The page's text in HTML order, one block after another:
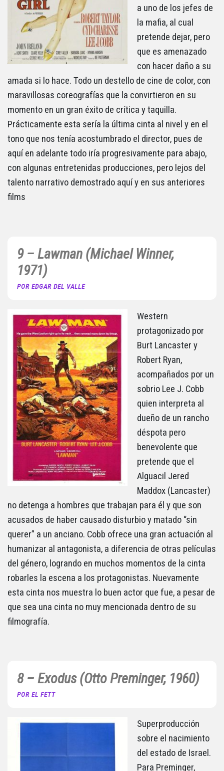
a uno de los jefes de
la mafia, al cual
pretende dejar, pero
que es amenazado
con hacer daño a su
amada si lo hace. Todo un destello de cine de color, con
maravillosas coreografías que la convirtieron en su
momento en un gran éxito de crítica y taquilla.
Prácticamente esta sería la última cinta al nivel y en el
tono que nos tenía acostumbrado el director, pues de
aquí en adelante todo iría progresivamente para abajo,
con algunas entretenidas producciones, pero lejos del
talento narrativo demostrado aquí y en sus anteriores
films
9 – Lawman (Michael Winner,
1971)
POR EDGAR DEL VALLE
Western
protagonizado por
Burt Lancaster y
Robert Ryan,
acompañados por un
sobrio Lee J. Cobb
quien interpreta al
dueño de un rancho
déspota pero
benevolente que
pretende que el
Alguacil Jered
Maddox (Lancaster)
no detenga a hombres que trabajan para él y que son
acusados de haber causado disturbio y matado “sin
querer” a un anciano. Cobb ofrece una gran actuación al
humanizar al antagonista, a diferencia de otras películas
del género, logrando en muchos momentos de la cinta
robarles la escena a los protagonistas. Nuevamente
esta cinta nos muestra lo buen actor que fue, a pesar de
que sea una cinta no muy mencionada dentro de su
filmografía.
8 – Exodus (Otto Preminger, 1960)
POR EL FETT
Superproducción
sobre el nacimiento
del estado de Israel.
Para Preminger,